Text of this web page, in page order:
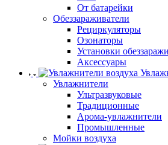
От батарейки
Обеззараживатели
Рециркуляторы
Озонаторы
Установки
Аксессуары
Увлажнители
Ультразвуковые
Традиционные
Арома-увлажнители
Промышленные
Мойки воздуха